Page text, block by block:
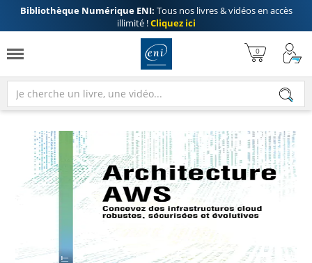
Bibliothèque Numérique ENI: Tous nos livres & vidéos en accès
illimité !Cliquez ici